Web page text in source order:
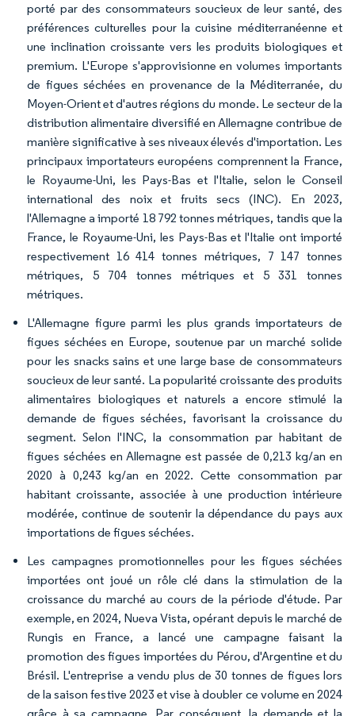
porté par des consommateurs soucieux de leur santé, des
préférences culturelles pour la cuisine méditerranéenne et
une inclination croissante vers les produits biologiques et
premium. L'Europe s'approvisionne en volumes importants
de figues séchées en provenance de la Méditerranée, du
Moyen-Orient et d'autres régions du monde. Le secteur de la
distribution alimentaire diversifié en Allemagne contribue de
manière significative à ses niveaux élevés d'importation. Les
principaux importateurs européens comprennent la France,
le Royaume-Uni, les Pays-Bas et l'Italie, selon le Conseil
international des noix et fruits secs (INC). En 2023,
l'Allemagne a importé 18 792 tonnes métriques, tandis que la
France, le Royaume-Uni, les Pays-Bas et l'Italie ont importé
respectivement 16 414 tonnes métriques, 7 147 tonnes
métriques, 5 704 tonnes métriques et 5 331 tonnes
métriques.
L'Allemagne figure parmi les plus grands importateurs de
figues séchées en Europe, soutenue par un marché solide
pour les snacks sains et une large base de consommateurs
soucieux de leur santé. La popularité croissante des produits
alimentaires biologiques et naturels a encore stimulé la
demande de figues séchées, favorisant la croissance du
segment. Selon l'INC, la consommation par habitant de
figues séchées en Allemagne est passée de 0,213 kg/an en
2020 à 0,243 kg/an en 2022. Cette consommation par
habitant croissante, associée à une production intérieure
modérée, continue de soutenir la dépendance du pays aux
importations de figues séchées.
Les campagnes promotionnelles pour les figues séchées
importées ont joué un rôle clé dans la stimulation de la
croissance du marché au cours de la période d'étude. Par
exemple, en 2024, Nueva Vista, opérant depuis le marché de
Rungis en France, a lancé une campagne faisant la
promotion des figues importées du Pérou, d'Argentine et du
Brésil. L'entreprise a vendu plus de 30 tonnes de figues lors
de la saison festive 2023 et vise à doubler ce volume en 2024